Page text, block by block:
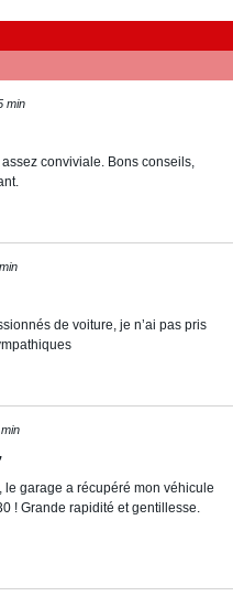
min
conviviale. Bons conseils,
de voiture, je n’ai pas pris
le garage a récupéré mon véhicule
! Grande rapidité et gentillesse.